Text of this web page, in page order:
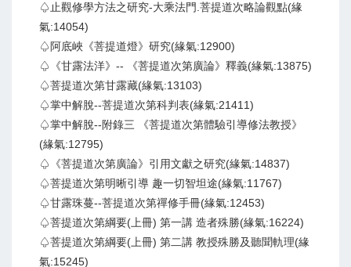
♤止觀修學方法之研究-大乘法門.菩提道次略論觀點(緣
氣:14054)
♤阿底峽《菩提道燈》研究(緣氣:12900)
♤《甘露法洋》-- 《菩提道次第廣論》釋義(緣氣:13875)
♤菩提道次第甘露藏(緣氣:13103)
♤掌中解脫--菩提道次第科判表(緣氣:21411)
♤掌中解脫--附錄三 《菩提道次第體驗引導修法教授》
(緣氣:12795)
♤《菩提道次第廣論》引用文獻之研究(緣氣:14837)
♤菩提道次第明晰引導 趣一切智坦途(緣氣:11767)
♤甘露珠蔓--菩提道次第禪修手冊(緣氣:12453)
♤菩提道次第綱要(上冊) 第一講 造者殊勝(緣氣:16224)
♤菩提道次第綱要(上冊) 第二講 教授殊勝及聽聞軌理(緣
氣:15245)